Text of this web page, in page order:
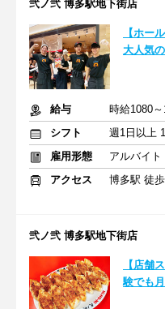
弐ノ弐 博多駅地下街店
【ホー
大人気
給与
シフト
雇用形態
アルバイト
アクセス
博多駅 徒
弐ノ弐 博多駅地下街店
【店舗
験でも